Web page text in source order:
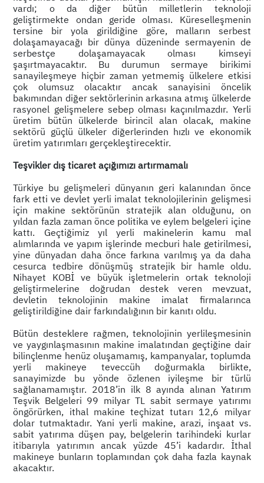
vardı; o da diğer bütün milletlerin teknoloji
geliştirmekte ondan geride olması. Küreselleşmenin
tersine bir yola girildiğine göre, malların serbest
dolaşamayacağı bir dünya düzeninde sermayenin de
serbestçe dolaşamayacak olması kimseyi
şaşırtmayacaktır. Bu durumun sermaye birikimi
sanayileşmeye hiçbir zaman yetmemiş ülkelere etkisi
çok olumsuz olacaktır ancak sanayisini öncelik
bakımından diğer sektörlerinin arkasına atmış ülkelerde
rasyonel gelişmelere sebep olması kaçınılmazdır. Yerli
üretim bütün ülkelerde birincil alan olacak, makine
sektörü güçlü ülkeler diğerlerinden hızlı ve ekonomik
üretim yatırımları gerçekleştirecektir.
Teşvikler dış ticaret açığımızı artırmamalı
Türkiye bu gelişmeleri dünyanın geri kalanından önce
fark etti ve devlet yerli imalat teknolojilerinin gelişmesi
için makine sektörünün stratejik alan olduğunu, on
yıldan fazla zaman önce politika ve eylem belgeleri içine
kattı. Geçtiğimiz yıl yerli makinelerin kamu mal
alımlarında ve yapım işlerinde mecburi hale getirilmesi,
yine dünyadan daha önce farkına varılmış ya da daha
cesurca tedbire dönüşmüş stratejik bir hamle oldu.
Nihayet KOBİ ve büyük işletmelerin ortak teknoloji
geliştirmelerine doğrudan destek veren mevzuat,
devletin teknolojinin makine imalat firmalarınca
geliştirildiğine dair farkındalığının bir kanıtı oldu.
Bütün desteklere rağmen, teknolojinin yerlileşmesinin
ve yaygınlaşmasının makine imalatından geçtiğine dair
bilinçlenme henüz oluşamamış, kampanyalar, toplumda
yerli makineye teveccüh doğurmakla birlikte,
sanayimizde bu yönde özlenen iyileşme bir türlü
sağlanamamıştır. 2018’in ilk 8 ayında alınan Yatırım
Teşvik Belgeleri 99 milyar TL sabit sermaye yatırımı
öngörürken, ithal makine teçhizat tutarı 12,6 milyar
dolar tutmaktadır. Yani yerli makine, arazi, inşaat vs.
sabit yatırıma düşen pay, belgelerin tarihindeki kurlar
itibarıyla yatırımın ancak yüzde 45’i kadardır. İthal
makineye bunların toplamından çok daha fazla kaynak
akacaktır.